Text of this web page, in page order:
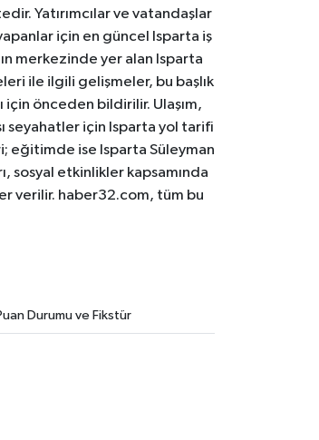
Yatırımcılar ve vatandaşlar
için en güncel Isparta iş
merkezinde yer alan Isparta
ile ilgili gelişmeler, bu başlık
için önceden bildirilir. Ulaşım,
seyahatler için Isparta yol tarifi
eğitimde ise Isparta Süleyman
sosyal etkinlikler kapsamında
verilir. haber32.com, tüm bu
Durumu ve Fikstür